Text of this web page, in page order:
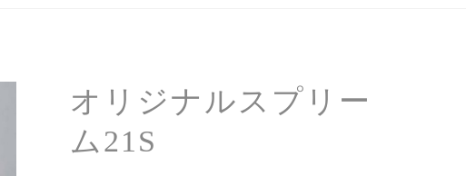
オリジナルスプリー
ム21S